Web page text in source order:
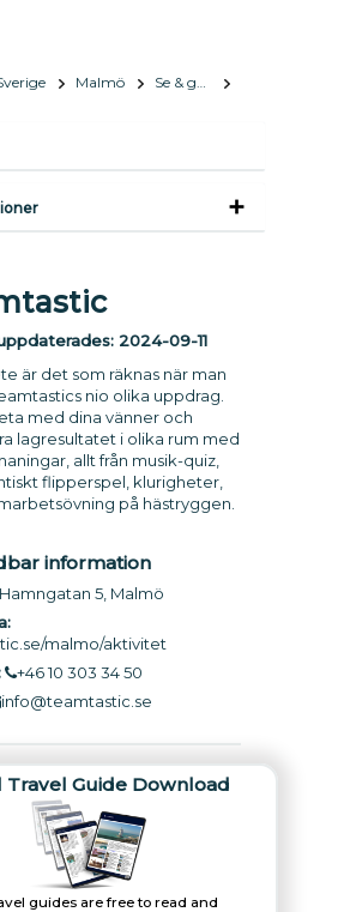
Malmö
Se & göra
2024-09-11
är det som räknas när man
nio olika uppdrag.
med dina vänner och
lagresultatet i olika rum med
allt från musik-quiz,
flipperspel, klurigheter,
på hästryggen.
information
5, Malmö
malmo/aktivitet
+46 10 303 34 50
info@teamtastic.se
Travel Guide Download
guides are free to read and